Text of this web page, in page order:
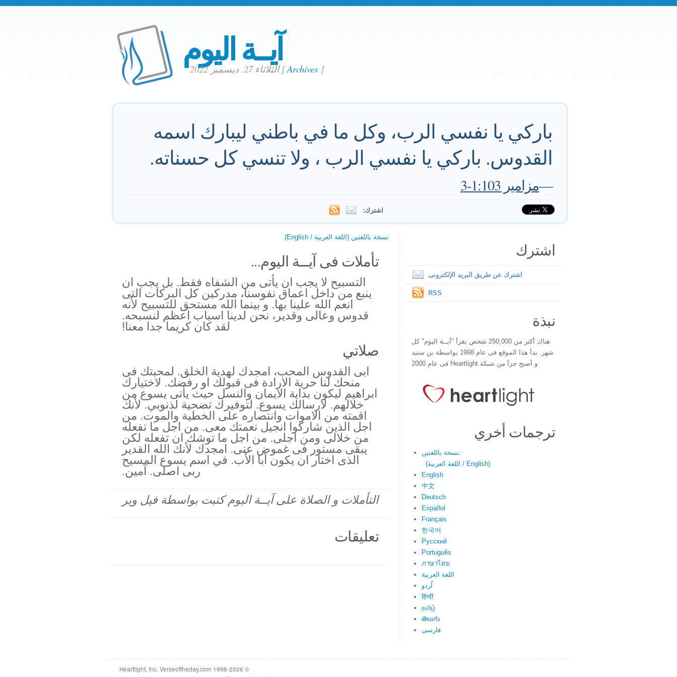
آيــة اليوم
الثلاثاء 27. ديسمبر 2022[Archives]
باركي يا نفسي الرب، وكل ما في باطني ليبارك اسمه
القدوس. باركي يا نفسي الرب ، ولا تنسي كل حسناته.
—مزامير 1:103-3
اشترك:
نسخة باللغتين (اللغة العربية / English)
تأملات فى آيــة اليوم...
التسبيح لا يجب ان يأتى من الشفاه فقط. بل يجب ان
ينبع من داخل اعماق نفوسنا، مدركين كل البركات التى
انعم الله علينا بها. و بينما الله مستحق للتسبيح لأنه
قدوس وعالى وقدير، نحن لدينا اسباب اعظم لنسبحه.
لقد كان كريما جدا معنا!
صلاتي
ابى القدوس المحب، امجدك لهدية الخلق. لمحبتك فى
منحك لنا حرية الارادة فى قبولك او رفضك. لاختيارك
ابراهيم ليكون بداية الايمان والنسل حيث يأتى يسوع من
خلالهم. لارسالك يسوع. لتوفيرك تضحية لذنوبي. لأنك
اقمته من الاموات وانتصاره على الخطية والموت. من
اجل الذين شاركوا انجيل نعمتك معى. من اجل ما تفعله
من خلالى ومن اجلى. من اجل ما توشك ان تفعله لكن
يبقى مستور فى غموض عنى. امجدك لأنك الله القدير
الذى اختار ان يكون أبا الأب. في اسم يسوع المسيح
ربى اصلى. آمين.
التأملات و الصلاة على آيــة اليوم كتبت بواسطة فيل وير
تعليقات
اشترك
اشترك عن طريق البريد الإلكترونى
RSS
نبذة
هناك أكثر من 250,000 شخص يقرأ "آيــة اليوم" كل
شهر. بدأ هذا الموقع فى عام 1998 بواسطة بن ستيد
و أصبح جزأ من شبكة Heartlight فى عام 2000
ترجمات أخري
نسخة باللغتين:
(اللغة العربية / English)
English
中文
Deutsch
Español
Français
한국어
Русский
Português
ภาษาไทย
اللغة العربية
اُردو
हिन्दी
தமிழ்
తెలుగు
فارسی
© 1998-2026 Heartlight, Inc. Verseoftheday.com